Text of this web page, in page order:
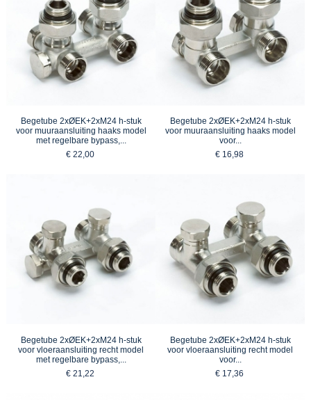
Begetube 2xØEK+2xM24 h-stuk
voor muuraansluiting haaks model
met regelbare bypass,...
€ 22,00
Begetube 2xØEK+2xM24 h-stuk
voor muuraansluiting haaks model
voor...
€ 16,98
Begetube 2xØEK+2xM24 h-stuk
voor vloeraansluiting recht model
met regelbare bypass,...
€ 21,22
Begetube 2xØEK+2xM24 h-stuk
voor vloeraansluiting recht model
voor...
€ 17,36